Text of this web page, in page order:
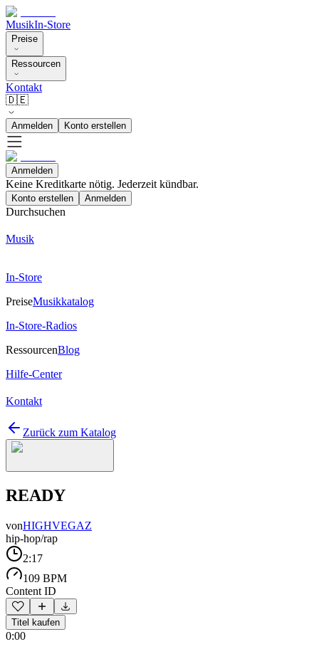
MusikIn-Store
Preise
Ressourcen
Kontakt
🇩🇪
Anmelden Konto erstellen
Anmelden
Keine Kreditkarte nötig. Jederzeit kündbar.
Konto erstellen Anmelden
Durchsuchen
Musik
In-Store
PreiseMusikkatalog
In-Store-Radios
RessourcenBlog
Hilfe-Center
Kontakt
Zurück zum Katalog
READY
vonHIGHVEGAZ
hip-hop/rap
2:17
109 BPM
Content ID
Titel kaufen
0:00